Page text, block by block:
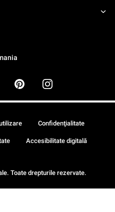
Toate drepturile rezervate.
Confidenţialitate
Accesibilitate digitală